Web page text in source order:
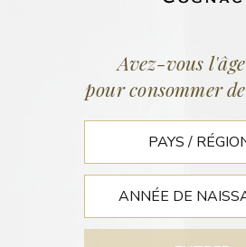
LA REVUE DU
FRANCE : DIX
COGNAC
LES BORDERIES
Avez-vous
pour consommer